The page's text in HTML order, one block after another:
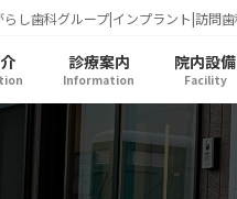
し歯科グループ|インプラント|訪問
診療案内
Information
院内設備
Facility